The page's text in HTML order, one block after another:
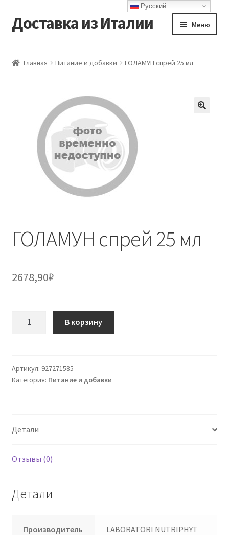
Перейти
к
Перейти
к
Доставка из Италии Меню
Корзина
Мой аккаунт
Оформление заказа
Главная Питание и добавки ГОЛАМУН спрей 25 мл
ГОЛАМУН спрей 25 мл
2678,90₽
25
мл
В корзину
Артикул: 927271585
Категория: Питание и добавки
Детали
Отзывы (0)
Детали
Производитель
LABORATORI NUTRIPHYT
Русский